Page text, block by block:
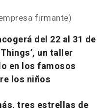
firmante)
del 22 al 31 de
un taller
en los famosos
los niños